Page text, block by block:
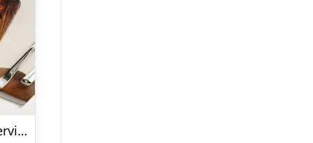
Personlig Dækserviet med Billede